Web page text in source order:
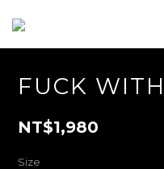
FUCK
NT$1,980
Size